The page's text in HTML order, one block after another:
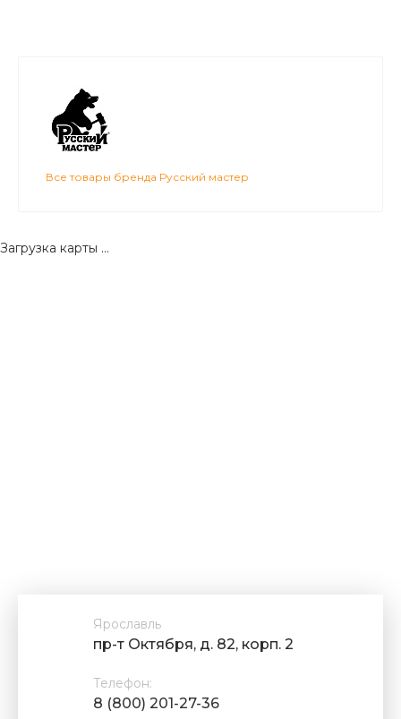
Все товары бренда Русский мастер
Загрузка карты ...
Ярославль
пр-т Октября, д. 82, корп. 2
Телефон:
8 (800) 201-27-36